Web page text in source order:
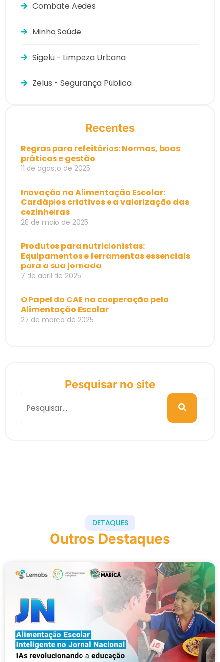
Combate Aedes
Minha Saúde
Sigelu - Limpeza Urbana
Zelus - Segurança Pública
Recentes
Regras para refeitórios: Normas, boas
práticas e gestão
11 de agosto de 2025
Inovação na Alimentação Escolar:
Cardápios criativos e a valorização das
cozinheiras
28 de maio de 2025
Produtos para nutricionistas:
Equipamentos e ferramentas essenciais
para a sua jornada
7 de abril de 2025
O Papel do CAE na cooperação pela
Alimentação Escolar
27 de março de 2025
Pesquisar no site
DETAQUES
Outros Destaques